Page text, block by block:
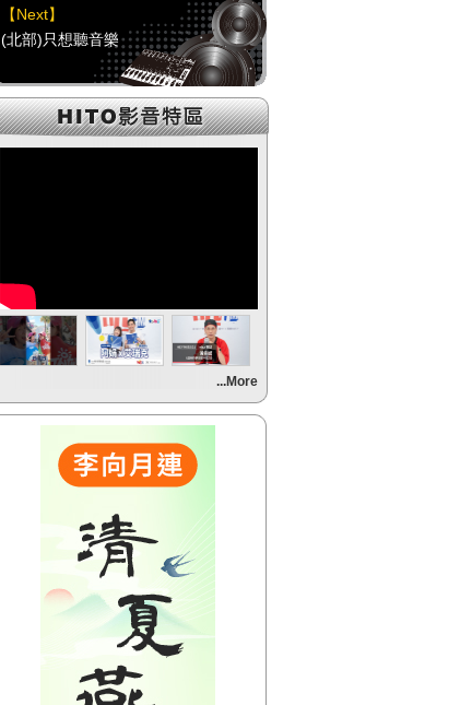
【Next】
(北部)只想聽音樂
【HitFm正在進行】
(中部)
(南部)
流行最前線
【Next】
【HitFm正在進行】
(宜蘭)
(宜蘭)GOOD MORNING YI-LAN
【HitFm正在進行】
流行最精選
...More